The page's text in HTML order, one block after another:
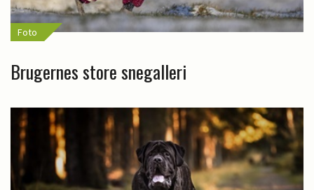
Foto
Brugernes store snegalleri